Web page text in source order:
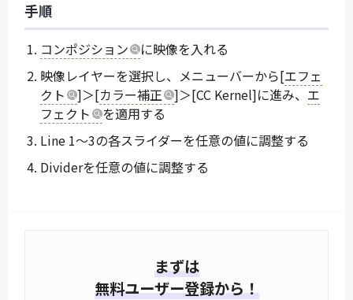
手順
コンポジション
に映像を入れる
映像レイヤーを選択し、メニューバーから[エフェ
クト
]＞[カラー補正 ]＞[CC Kernel]に進み、 エ
フェクト
を適用する
Line 1～3の各スライダーを任意の値に調整する
Dividerを任意の値に調整する
まずは
無料ユーザー登録から！